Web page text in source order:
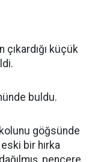
küçük
buldu.
kolunu göğsünde
bir hırka
pencere